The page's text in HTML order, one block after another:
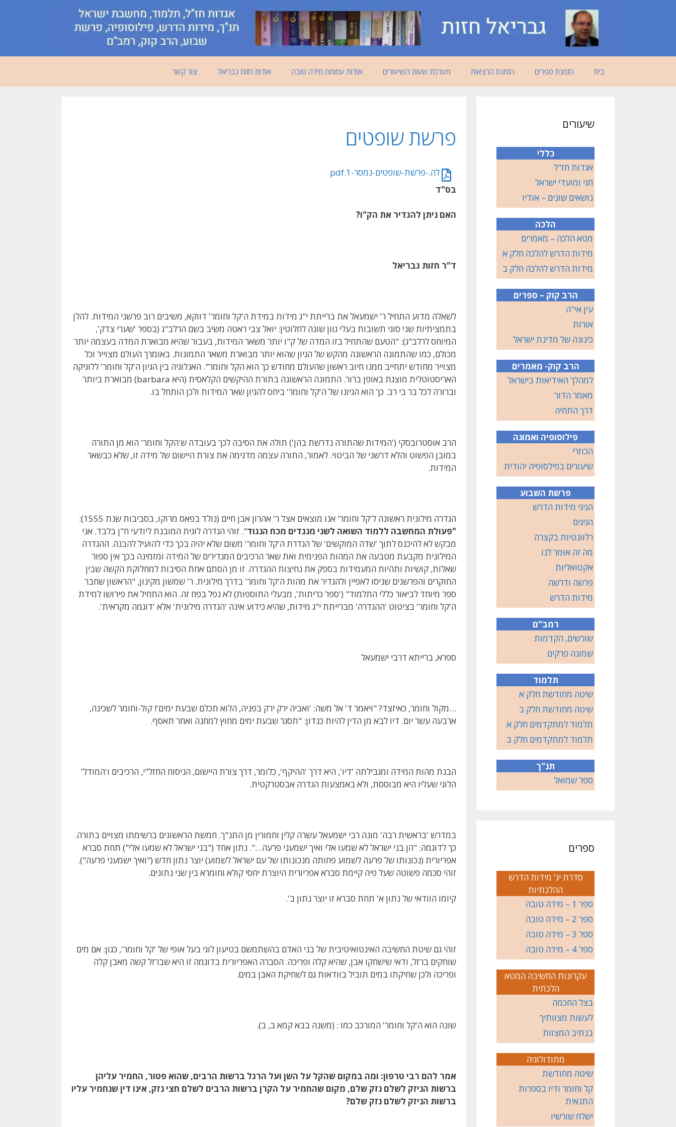
בית הזמנת ספרים הזמנת הרצאות מערכת שעות השיעורים אודות עמותת מידה טובה אודות חזות גבריאל צור קשר
פרשת שופטים
לה.-פרשת-שופטים-נמסר-1.pdf
בס"ד
האם ניתן להגדיר את הק"ו?
ד"ר חזות גבריאל
לשאלה מדוע התחיל ר' ישמעאל את ברייתת י"ג מידות במידת ה'קל וחומר' דווקא, משיבים רוב פרשני המידות. להלן
בתמציתיות שני סוגי תשובות בעלי גוון שונה לחלוטין: יואל צבי ראטה משיב בשם הרלב"ג (בספר 'שערי צדק',
המיוחס לרלב"ג): "הטעם שהתחיל בזו המדה של ק"ו יותר משאר המידות, בעבור שהיא מבוארת המדה בעצמה יותר
מכולם, כמו שהתמונה הראשונה מהקש של הגיון שהוא יותר מבוארת משאר התמונות. באומרך העולם מצוייר וכל
מצוייר מחודש יתחייב ממנו חיוב ראשון שהעולם מחודש כך הוא הקל וחומר". האנלוגיה בין הגיון ה'קל וחומר' ללוגיקה
האריסטוטלית מוצגת באופן ברור. התמונה הראשונה בתורת ההיקשים הקלאסית (היא barbara) מבוארת ביותר
וברורה לכל בר בי רב. כך הוא הגיונו של ה'קל וחומר' ביחס להגיון שאר המידות ולכן הותחל בו.
הרב אוסטרובסקי ('המידות שהתורה נדרשת בהן') תולה את הסיבה לכך בעובדה ש'הקל וחומר' הוא מן התורה
במובן הפשוט והלא דרשני של הביטוי. לאמור, התורה עצמה מדגימה את צורת היישום של מידה זו, שלא כבשאר
המידות.
הגדרה מילונית ראשונה ל'קל וחומר' אנו מוצאים אצל ר' אהרון אבן חיים (נולד בפאס מרוקו, בסביבות שנת 1555):
"פעולת המחשבה ללמוד השואה לשני מנגדים מכח הנגוד". זוהי הגדרה לוגית המובנת ליודעי ח"ן בלבד. אני
מבקש לא להיכנס לתוך 'שדה המוקשים' של הגדרת ה'קל וחומר' משום שלא יהיה בכך כדי להועיל להבנה. ההגדרה
המילונית מקבעת מטבעה את המהות הפנימית ואת שאר הרכיבים המגדירים של המידה ומזמינה בכך אין ספור
שאלות, קושיות ותהיות המעמידות בספק את נחיצות ההגדרה. זו מן הסתם אחת הסיבות למחלוקת הקשה שבין
החוקרים והפרשנים שניסו לאפיין ולהגדיר את מהות ה'קל וחומר' בדרך מילונית. ר' שמשון מקינון, "הראשון שחבר
ספר מיוחד לביאור כללי התלמוד" ('ספר כריתות', מבעלי התוספות) לא נפל בפח זה. הוא התחיל את פירושו למידת
ה'קל וחומר' בציטוט 'ההגדרה' מברייתת י"ג מידות, שהיא כידוע אינה 'הגדרה מילונית' אלא 'דוגמה מקראית'.
ספרא, ברייתא דרבי ישמעאל
…מקול וחומר, כאיזצד? "ויאמר ד' אל משה: 'ואביה ירק ירק בפניה, הלוא תכלם שבעת ימים'! קול-וחומר לשכינה,
ארבעה עשר יום. דיו לבא מן הדין להיות כנדון: "תסגר שבעת ימים מחוץ למחנה ואחר תאסף.
הבנת מהות המידה ומגבילתה 'דיו', היא דרך 'ההיקף', כלומר, דרך צורת היישום, הניסוח החזל"י, הרכיבים ו'המודל'
הלוגי שעליו היא מבוססת, ולא באמצעות הגדרה אבסטרקטית.
במדרש 'בראשית רבה' מונה רבי ישמעאל עשרה קלין וחמורין מן התנ"ך. חמשת הראשונים ברשימתו מצויים בתורה.
כך לדוגמה: "הן בני ישראל לא שמעו אלי ואיך ישמעני פרעה…". נתון אחד ("בני ישראל לא שמעו אלי") תחת סברא
אפריורית (נכונותו של פרעה לשמוע פחותה מנכונותו של עם ישראל לשמוע) יוצר נתון חדש ("ואיך ישמעני פרעה").
זוהי סכמה פשוטה שעל פיה קיימת סברא אפריורית היוצרת יחסי קולא וחומרא בין שני נתונים.
קיומו הוודאי של נתון א' תחת סברא זו יוצר נתון ב'.
זוהי גם שיטת החשיבה האינטואיטיבית של בני האדם בהשתמשם בטיעון לוגי בעל אופי של 'קל וחומר', כגון: אם מים
שוחקים ברזל, ודאי שישחקו אבן, שהיא קלה ופריכה. הסברה האפריורית בדוגמה זו היא שברזל קשה מאבן קלה
ופריכה ולכן שחיקתו במים תוביל בוודאות גם לשחיקת האבן במים.
שונה הוא ה'קל וחומר' המורכב כמו : (משנה בבא קמא ב, ב).
אמר להם רבי טרפון: ומה במקום שהקל על השן ועל הרגל ברשות הרבים, שהוא פטור, החמיר עליהן
ברשות הניזק לשלם נזק שלם, מקום שהחמיר על הקרן ברשות הרבים לשלם חצי נזק, אינו דין שנחמיר עליו
ברשות הניזק לשלם נזק שלם?
שיעורים
כללי
אגדות חז"ל
חגי ומועדי ישראל
נושאים שונים – אודיו
הלכה
מטא הלכה – מאמרים
מידות הדרש להלכה חלק א
מידות הדרש להלכה חלק ב
הרב קוק – ספרים
עין אי"ה
אורות
כינונה של מדינת ישראל
הרב קוק- מאמרים
למהלך האידיאות בישראל
מאמר הדור
דרך התחיה
פילוסופיה ואמונה
הכוזרי
שיעורים בפילסופיה יהודית
פרשת השבוע
הגיגי מידות הדרש
הגיגים
רלוונטיות בקצרה
מה זה אומר לנו
אקטואליות
פרשה ודרשה
מידות הדרש
רמב"ם
שורשים, הקדמות
שמונה פרקים
תלמוד
שיטה מחודשת חלק א
שיטה מחודשת חלק ב
תלמוד למתקדמים חלק א
תלמוד למתקדמים חלק ב
תנ"ך
ספר שמואל
ספרים
סדרת יג' מידות הדרש
ההלכתיות
ספר 1 – מידה טובה
ספר 2 – מידה טובה
ספר 3 – מידה טובה
ספר 4 – מידה טובה
עקרונות החשיבה המטא
הלכתית
בצל החכמה
לעשות מצוותיך
בנתיב המצוות
מתודולוגיה
שיטה מחודשת
קל וחומר ודיו בספרות
התנאית
ישלח שורשיו